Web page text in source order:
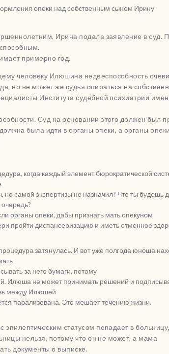
опеки над собственным сыном Ирину
Ирина подала заявление в суд.
примерно год.
человеку Илюшина недееспособность
но не может же судья опираться на
Института судебной психиатрии
Суд на основании этого должен был
была идти в органы опеки, а органы
когда каждый элемент бюрократической
но самой экспертизы не назначил? Что ты будешь
органы опеки, дабы признать мать опекуном
пройти диспансеризацию и иметь отменное
затянулась. И вот уже полгода юноша
за него бумаги, потому
Илюша не может принимать решений и
между Илюшей
парализована. Это мешает течению жизни.
статусом попадает в больницу,
нельзя, потому что он не может, а мама
документы о выписке.